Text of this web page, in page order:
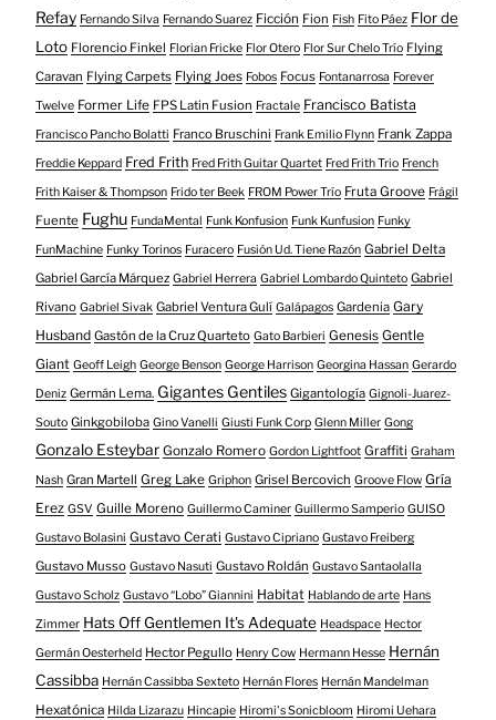
Refay Fernando Silva Fernando Suarez Ficción Fion Fish Fito Páez Flor de
Loto Florencio Finkel Florian Fricke Flor Otero Flor Sur Chelo Trío Flying
Caravan Flying Carpets Flying Joes Fobos Focus Fontanarrosa Forever
Twelve Former Life FPS Latin Fusion Fractale Francisco Batista
Francisco Pancho Bolatti Franco Bruschini Frank Emilio Flynn Frank Zappa
Freddie Keppard Fred Frith Fred Frith Guitar Quartet Fred Frith Trio French
Frith Kaiser & Thompson Frido ter Beek FROM Power Trío Fruta Groove Frágil
Fuente Fughu FundaMental Funk Konfusion Funk Kunfusion Funky
FunMachine Funky Torinos Furacero Fusión Ud. Tiene Razón Gabriel Delta
Gabriel García Márquez Gabriel Herrera Gabriel Lombardo Quinteto Gabriel
Rivano Gabriel Sivak Gabriel Ventura Gulí Galápagos Gardenia Gary
Husband Gastón de la Cruz Quarteto Gato Barbieri Genesis Gentle
Giant Geoff Leigh George Benson George Harrison Georgina Hassan Gerardo
Deniz Germán Lema. Gigantes Gentiles Gigantología Gignoli-Juarez-
Souto Ginkgobiloba Gino Vanelli Giusti Funk Corp Glenn Miller Gong
Gonzalo Esteybar Gonzalo Romero Gordon Lightfoot Graffiti Graham
Nash Gran Martell Greg Lake Griphon Grisel Bercovich Groove Flow Gría
Erez GSV Guille Moreno Guillermo Caminer Guillermo Samperio GUISO
Gustavo Bolasini Gustavo Cerati Gustavo Cipriano Gustavo Freiberg
Gustavo Musso Gustavo Nasuti Gustavo Roldán Gustavo Santaolalla
Gustavo Scholz Gustavo “Lobo” Giannini Habitat Hablando de arte Hans
Zimmer Hats Off Gentlemen It's Adequate Headspace Hector
Germán Oesterheld Hector Pegullo Henry Cow Hermann Hesse Hernán
Cassibba Hernán Cassibba Sexteto Hernán Flores Hernán Mandelman
Hexatónica Hilda Lizarazu Hincapie Hiromi's Sonicbloom Hiromi Uehara